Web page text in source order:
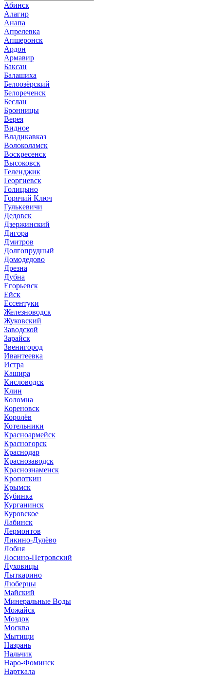
Абинск
Алагир
Анапа
Апрелевка
Апшеронск
Ардон
Армавир
Баксан
Балашиха
Белоозёрский
Белореченск
Беслан
Бронницы
Верея
Видное
Владикавказ
Волоколамск
Воскресенск
Высоковск
Геленджик
Георгиевск
Голицыно
Горячий Ключ
Гулькевичи
Дедовск
Дзержинский
Дигора
Дмитров
Долгопрудный
Домодедово
Дрезна
Дубна
Егорьевск
Ейск
Ессентуки
Железноводск
Жуковский
Заводской
Зарайск
Звенигород
Ивантеевка
Истра
Кашира
Кисловодск
Клин
Коломна
Кореновск
Королёв
Котельники
Красноармейск
Красногорск
Краснодар
Краснозаводск
Краснознаменск
Кропоткин
Крымск
Кубинка
Курганинск
Куровское
Лабинск
Лермонтов
Ликино-Дулёво
Лобня
Лосино-Петровский
Луховицы
Лыткарино
Люберцы
Майский
Минеральные Воды
Можайск
Моздок
Москва
Мытищи
Назрань
Нальчик
Наро-Фоминск
Нарткала